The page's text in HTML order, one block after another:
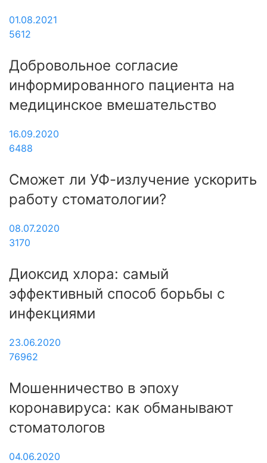
01.08.2021
5612
Добровольное согласие
информированного пациента на
медицинское вмешательство
16.09.2020
6488
Сможет ли УФ-излучение ускорить
работу стоматологии?
08.07.2020
3170
Диоксид хлора: самый
эффективный способ борьбы с
инфекциями
23.06.2020
76962
Мошенничество в эпоху
коронавируса: как обманывают
стоматологов
04.06.2020